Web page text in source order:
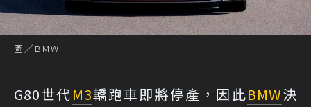
圖／BMW
G80世代M3轎跑車即將停產，因此BMW決